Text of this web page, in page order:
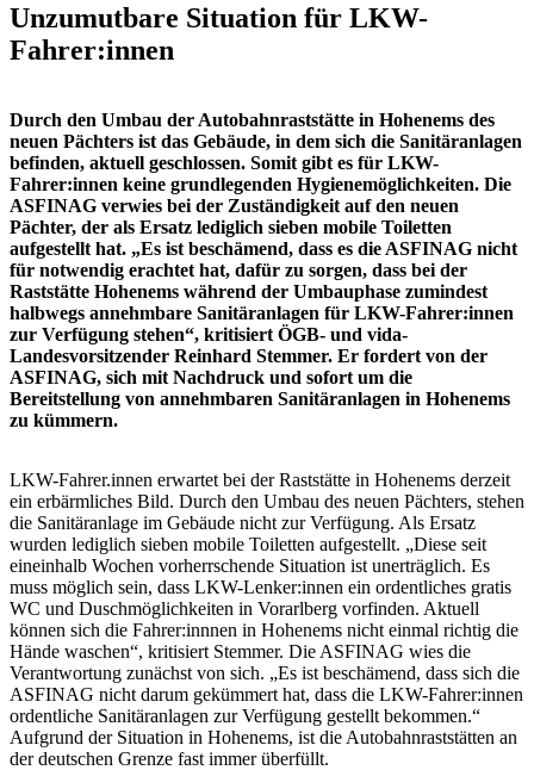
Unzumutbare Situation für LKW-
Fahrer:innen
Durch den Umbau der Autobahnraststätte in Hohenems des
neuen Pächters ist das Gebäude, in dem sich die Sanitäranlagen
befinden, aktuell geschlossen. Somit gibt es für LKW-
Fahrer:innen keine grundlegenden Hygienemöglichkeiten. Die
ASFINAG verwies bei der Zuständigkeit auf den neuen
Pächter, der als Ersatz lediglich sieben mobile Toiletten
aufgestellt hat. „Es ist beschämend, dass es die ASFINAG nicht
für notwendig erachtet hat, dafür zu sorgen, dass bei der
Raststätte Hohenems während der Umbauphase zumindest
halbwegs annehmbare Sanitäranlagen für LKW-Fahrer:innen
zur Verfügung stehen“, kritisiert ÖGB- und vida-
Landesvorsitzender Reinhard Stemmer. Er fordert von der
ASFINAG, sich mit Nachdruck und sofort um die
Bereitstellung von annehmbaren Sanitäranlagen in Hohenems
zu kümmern.
LKW-Fahrer.innen erwartet bei der Raststätte in Hohenems derzeit
ein erbärmliches Bild. Durch den Umbau des neuen Pächters, stehen
die Sanitäranlage im Gebäude nicht zur Verfügung. Als Ersatz
wurden lediglich sieben mobile Toiletten aufgestellt. „Diese seit
eineinhalb Wochen vorherrschende Situation ist unerträglich. Es
muss möglich sein, dass LKW-Lenker:innen ein ordentliches gratis
WC und Duschmöglichkeiten in Vorarlberg vorfinden. Aktuell
können sich die Fahrer:innnen in Hohenems nicht einmal richtig die
Hände waschen“, kritisiert Stemmer. Die ASFINAG wies die
Verantwortung zunächst von sich. „Es ist beschämend, dass sich die
ASFINAG nicht darum gekümmert hat, dass die LKW-Fahrer:innen
ordentliche Sanitäranlagen zur Verfügung gestellt bekommen.“
Aufgrund der Situation in Hohenems, ist die Autobahnraststätten an
der deutschen Grenze fast immer überfüllt.